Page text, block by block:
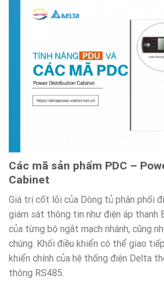
Các mã sản phẩm PDC –
Cabinet
Giá trị cốt lõi của Dòng tủ phân phối
giám sát thông tin như điện áp thanh
của từng bộ ngắt mạch nhánh, cũng
chúng. Khối điều khiển có thể giao
khiển chính của hệ thống điện Delta
thông RS485.